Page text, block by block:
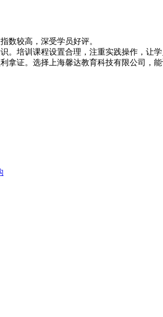
数较高，深受学员好评。
培训课程设置合理，注重实践操作，让
证。选择上海馨达教育科技有限公司，